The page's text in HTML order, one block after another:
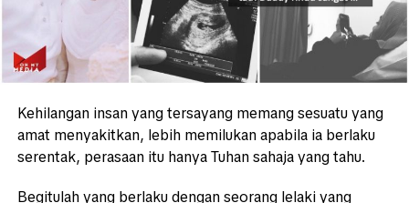
Kehilangan insan yang tersayang memang sesuatu yang
amat menyakitkan, lebih memilukan apabila ia berlaku
serentak, perasaan itu hanya Tuhan sahaja yang tahu.
Begitulah yang berlaku dengan seorang lelaki yang